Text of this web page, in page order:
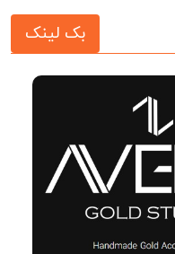
بک لینک